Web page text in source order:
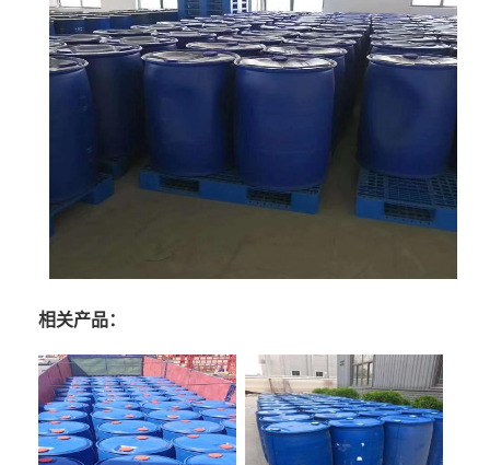
相关产品：